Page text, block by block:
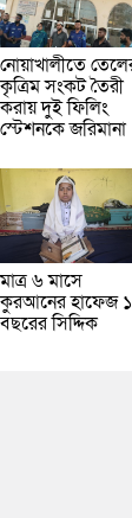
নোয়াখালীতে
কৃত্রিম সংকট তৈরী
করায় দুই ফিলিং
স্টেশনকে জরিমানা
মাত্র ৬ মাসে
কুরআনের হাফেজ
বছরের সিদ্দিক